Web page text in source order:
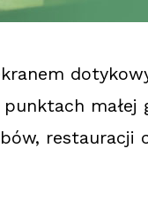
małej
restauracji